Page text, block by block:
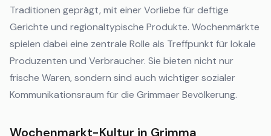
Traditionen geprägt, mit einer Vorliebe für deftige
Gerichte und regionaltypische Produkte. Wochenmärkte
spielen dabei eine zentrale Rolle als Treffpunkt für lokale
Produzenten und Verbraucher. Sie bieten nicht nur
frische Waren, sondern sind auch wichtiger sozialer
Kommunikationsraum für die Grimmaer Bevölkerung.
Wochenmarkt-Kultur in Grimma